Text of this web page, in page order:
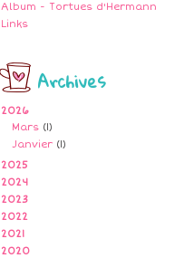
Album - Tortues d'Hermann
Links
Archives
2026
Mars (1)
Janvier (1)
2025
2024
2023
2022
2021
2020